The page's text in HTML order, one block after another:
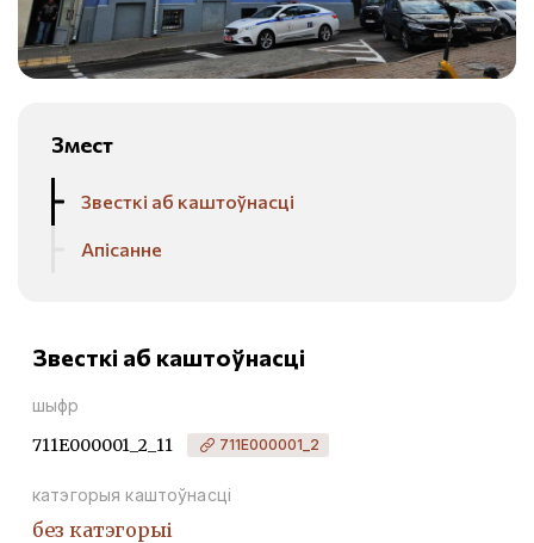
Змест
Звесткі аб каштоўнасці
Апісанне
Звесткі аб каштоўнасці
шыфр
711Е000001_2_11 711Е000001_2
катэгорыя каштоўнасці
без катэгорыі